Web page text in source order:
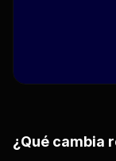
¿Qué cambia